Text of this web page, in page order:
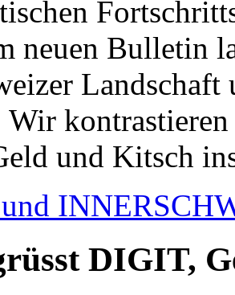
neuen Bulletin
Wir
und Kitsch
DIGIT,